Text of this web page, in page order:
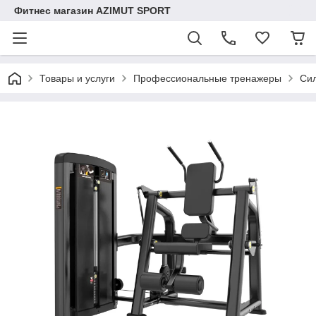
Фитнес магазин AZIMUT SPORT
Товары и услуги Профессиональные тренажеры